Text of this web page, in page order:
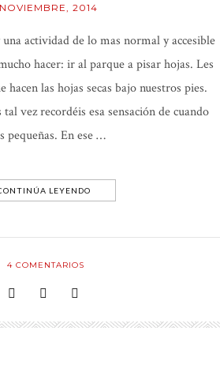
2014
actividad de lo mas normal y accesible
hacer: ir al parque a pisar hojas. Les
las hojas secas bajo nuestros pies.
vez recordéis esa sensación de cuando
pequeñas. En ese …
LEYENDO
4COMENTARIOS